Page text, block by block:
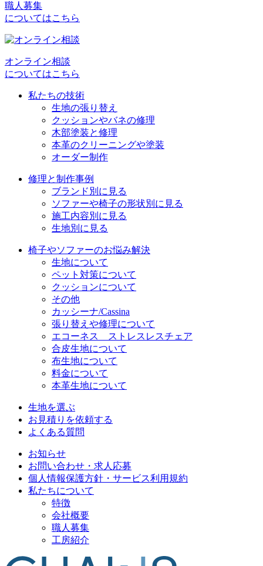
職人募集
についてはこちら
オンライン相談
についてはこちら
私たちの技術
生地の張り替え
クッションやバネの修理
木部塗装と修理
本革のクリーニングや塗装
オーダー制作
修理と制作事例
ブランド別に見る
ソファーや椅子の形状別に見る
施工内容別に見る
生地別に見る
椅子やソファーのお悩み解決
生地について
ペット対策について
クッションについて
その他
カッシーナ/Cassina
張り替えや修理について
エコーネス ストレスレスチェア
合皮生地について
布生地について
料金について
本革生地について
生地を選ぶ
お見積りを依頼する
よくある質問
お知らせ
お問い合わせ・求人応募
個人情報保護方針・サービス利用規約
私たちについて
特徴
会社概要
職人募集
工房紹介